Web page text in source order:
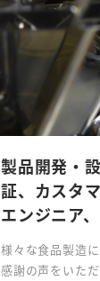
製品開発・
証、カスタ
エンジニア
様々な食品製造
感謝の声をいた